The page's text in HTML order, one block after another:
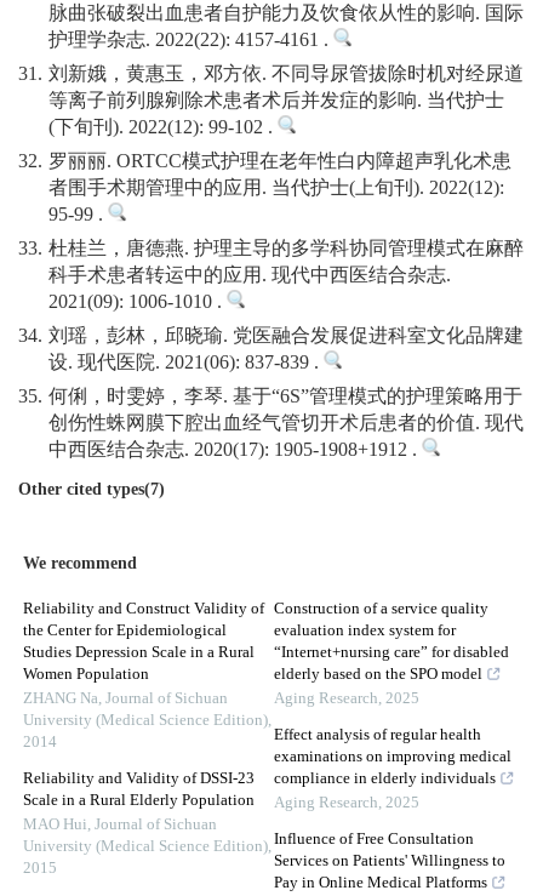
脉曲张破裂出血患者自护能力及饮食依从性的影响. 国际
护理学杂志. 2022(22): 4157-4161 .
31. 刘新娥，黄惠玉，邓方依. 不同导尿管拔除时机对经尿道
等离子前列腺剜除术患者术后并发症的影响. 当代护士
(下旬刊). 2022(12): 99-102 .
32. 罗丽丽. ORTCC模式护理在老年性白内障超声乳化术患
者围手术期管理中的应用. 当代护士(上旬刊). 2022(12):
95-99 .
33. 杜桂兰，唐德燕. 护理主导的多学科协同管理模式在麻醉
科手术患者转运中的应用. 现代中西医结合杂志.
2021(09): 1006-1010 .
34. 刘瑶，彭林，邱晓瑜. 党医融合发展促进科室文化品牌建
设. 现代医院. 2021(06): 837-839 .
35. 何俐，时雯婷，李琴. 基于“6S”管理模式的护理策略用于
创伤性蛛网膜下腔出血经气管切开术后患者的价值. 现代
中西医结合杂志. 2020(17): 1905-1908+1912 .
Other cited types(7)
We recommend
Reliability and Construct Validity of
the Center for Epidemiological
Studies Depression Scale in a Rural
Women Population
ZHANG Na, Journal of Sichuan
University (Medical Science Edition),
2014
Reliability and Validity of DSSI-23
Scale in a Rural Elderly Population
MAO Hui, Journal of Sichuan
University (Medical Science Edition),
2015
Construction of a service quality
evaluation index system for
“Internet+nursing care” for disabled
elderly based on the SPO model
Aging Research, 2025
Effect analysis of regular health
examinations on improving medical
compliance in elderly individuals
Aging Research, 2025
Influence of Free Consultation
Services on Patients' Willingness to
Pay in Online Medical Platforms